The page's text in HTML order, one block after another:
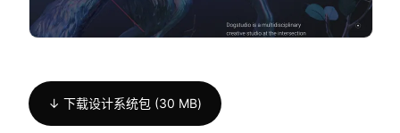
↓ 下载设计系统包 (30 MB)